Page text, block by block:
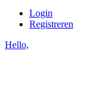
Login
Registreren
Hello,